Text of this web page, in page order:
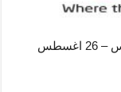
عروض لولو قطر اليوم اهلا بالصيف 4 اغسطس – 26 اغسطس